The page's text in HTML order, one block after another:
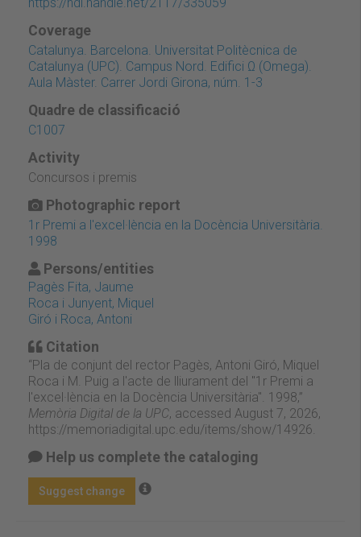
Coverage
Catalunya. Barcelona. Universitat Politècnica de
Catalunya (UPC). Campus Nord. Edifici Ω (Omega).
Aula Màster. Carrer Jordi Girona, núm. 1-3
Quadre de classificació
C1007
Activity
Concursos i premis
Photographic report
1r Premi a l'excel·lència en la Docència Universitària.
1998
Persons/entities
Pagès Fita, Jaume
Roca i Junyent, Miquel
Giró i Roca, Antoni
Citation
“Pla de conjunt del rector Pagès, Antoni Giró, Miquel
Roca i M. Puig a l'acte de lliurament del "1r Premi a
l'excel·lència en la Docència Universitària". 1998,”
Memòria Digital de la UPC, accessed August 7, 2026,
https://memoriadigital.upc.edu/items/show/14926
Help us complete the cataloging
Suggest change